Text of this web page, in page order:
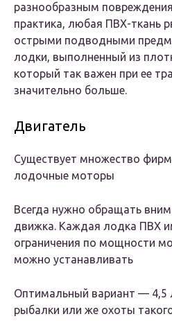
разнообразным
практика, любая ПВХ-ткань
острыми подводными
лодки, выполненный из
который так важен при ее
значительно больше.
Двигатель
Существует множество
лодочные моторы
Всегда нужно обращать
движка. Каждая лодка ПВХ
ограничения по мощности
можно устанавливать
Оптимальный вариант —
рыбалки или же охоты